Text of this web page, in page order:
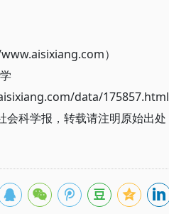
）
data/175857.html
科学报，转载请注明原始出处